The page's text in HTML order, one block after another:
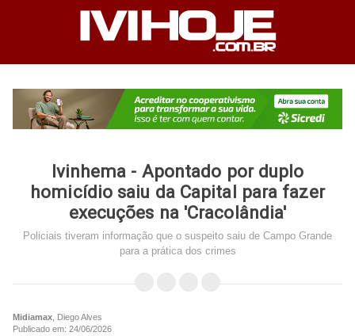
Ivinhema - Apontado por duplo
homicídio saiu da Capital para fazer
execuções na 'Cracolândia'
Policiais tiveram informação que o suspeito saiu de Campo Grande
para a prática dos crimes
Midiamax , Diego Alves
Publicado em: 24/06/2026